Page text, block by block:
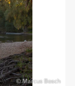
© Marcus Bosch